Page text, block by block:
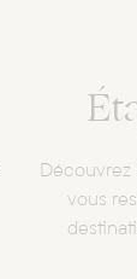
Découvrez
vous